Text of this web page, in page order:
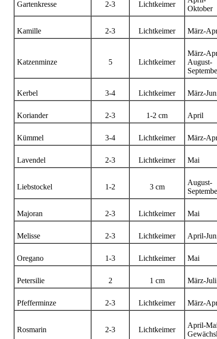
Gartenkresse 2-3 Lichtkeimer
Oktober
Kamille 2-3 Lichtkeimer März-
Katzenminze 5 Lichtkeimer
März-
August-
Kerbel 3-4 Lichtkeimer März-
Koriander 2-3 1-2 cm April
Kümmel 3-4 Lichtkeimer März-
Lavendel 2-3 Lichtkeimer Mai
Liebstockel 1-2 3 cm
August-
Majoran 2-3 Lichtkeimer Mai
Melisse 2-3 Lichtkeimer April-
Oregano 1-3 Lichtkeimer Mai
Petersilie 2 1 cm März-Juli
Pfefferminze 2-3 Lichtkeimer März-
Rosmarin 2-3 Lichtkeimer
April-